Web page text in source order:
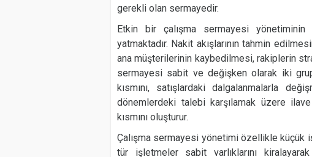
gerekli olan sermayedir.
Etkin bir çalışma sermayesi yönetiminin
yatmaktadır. Nakit akışlarının tahmin
ana müşterilerinin kaybedilmesi, rakiplerin
sermayesi sabit ve değişken olarak iki
kısmını, satışlardaki dalgalanmalarla
dönemlerdeki talebi karşılamak üzere
kısmını oluşturur.
Çalışma sermayesi yönetimi özellikle küçük
tür işletmeler sabit varlıklarını